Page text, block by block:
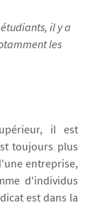
il y a
les
il est
toujours plus
entreprise,
d'individus
est dans la